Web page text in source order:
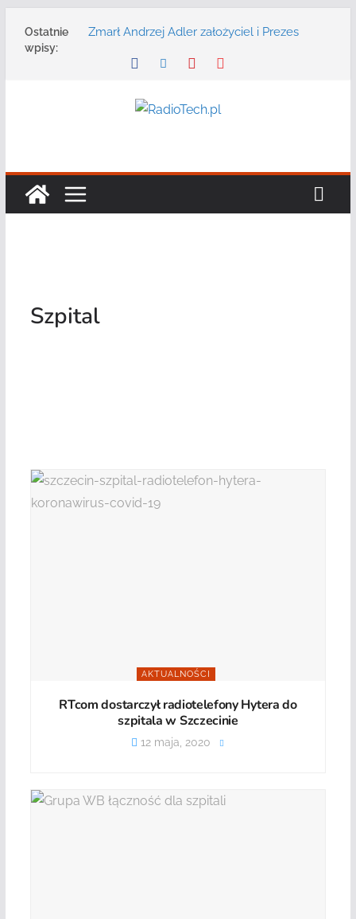
Ostatnie
wpisy:
Zmarł Andrzej Adler założyciel i Prezes
Radmor – największy polski producent
DGT wraz z partnerami zaprasza na
konferencję: „Bezpieczeństwo,
bezpieczeństwa publicznego usługę
Szpital
AKTUALNOŚCI
RTcom dostarczył radiotelefony Hytera do
szpitala w Szczecinie
12 maja, 2020